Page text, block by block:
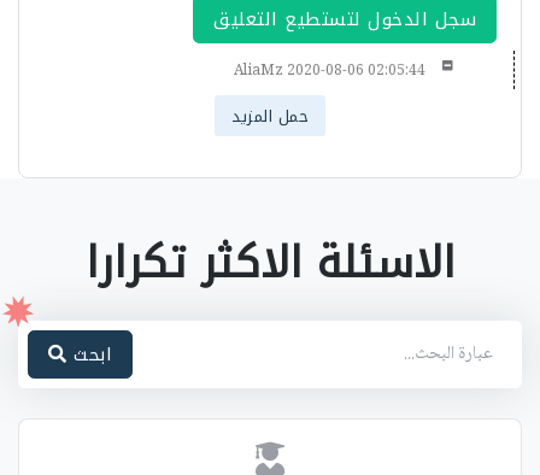
سجل الدخول لتستطيع التعليق
AliaMz 2020-08-06 02:05:44
حمل المزيد
الاسئلة الاكثر تكرارا
ابحث